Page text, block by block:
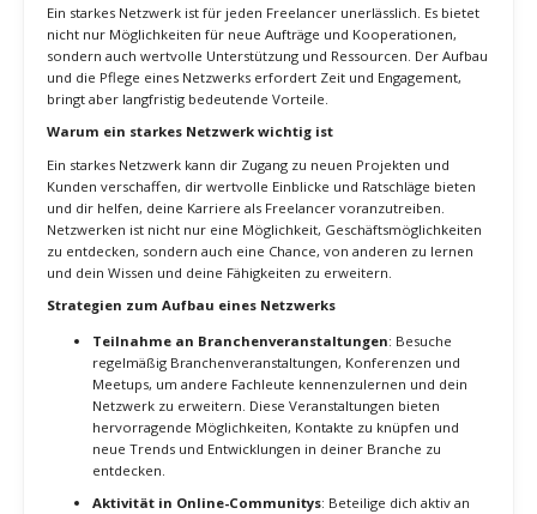
Langfristige Strategien und kontinuierliche Verbesserung
Plattformen diversifizieren : Nutze mehrere Mikro-
Freelancing-Plattformen, um deine Reichweite zu erhöhen
und mehr Möglichkeiten zu erschließen. Jede Plattform hat
Diversifikation kannst du die besten Chancen nutzen.
Feedback und Anpassung : Hole regelmäßig Feedback von
deinen Kunden ein und nutze dieses Feedback, um deine
Dienstleistungen und Angebote kontinuierlich zu verbessern.
Passe deine Profile und Angebote basierend auf den
Rückmeldungen an, um deine Erfolgsquote zu erhöhen.
Weiterbildung und Anpassung: Bleibe auf dem Laufenden
Nische und passe deine Dienstleistungen entsprechend an.
Investiere in Weiterbildung, um deine Fähigkeiten zu
erweitern und neue, gefragte Dienstleistungen anbieten zu
können.
Schlussfolgerung
Strategie, um spezialisierte Fähigkeiten zu monetarisieren und in